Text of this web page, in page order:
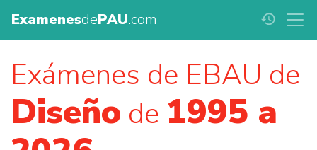
ExamenesdePAU.com history
Exámenes de EBAU de
Diseño de 1995 a